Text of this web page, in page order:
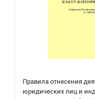
Правила отнесения
юридических лиц и